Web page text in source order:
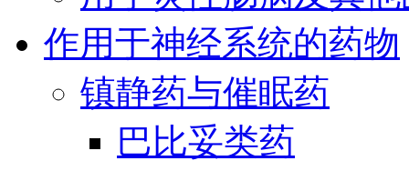
作用于神经系统的药物
镇静药与催眠药
巴比妥类药